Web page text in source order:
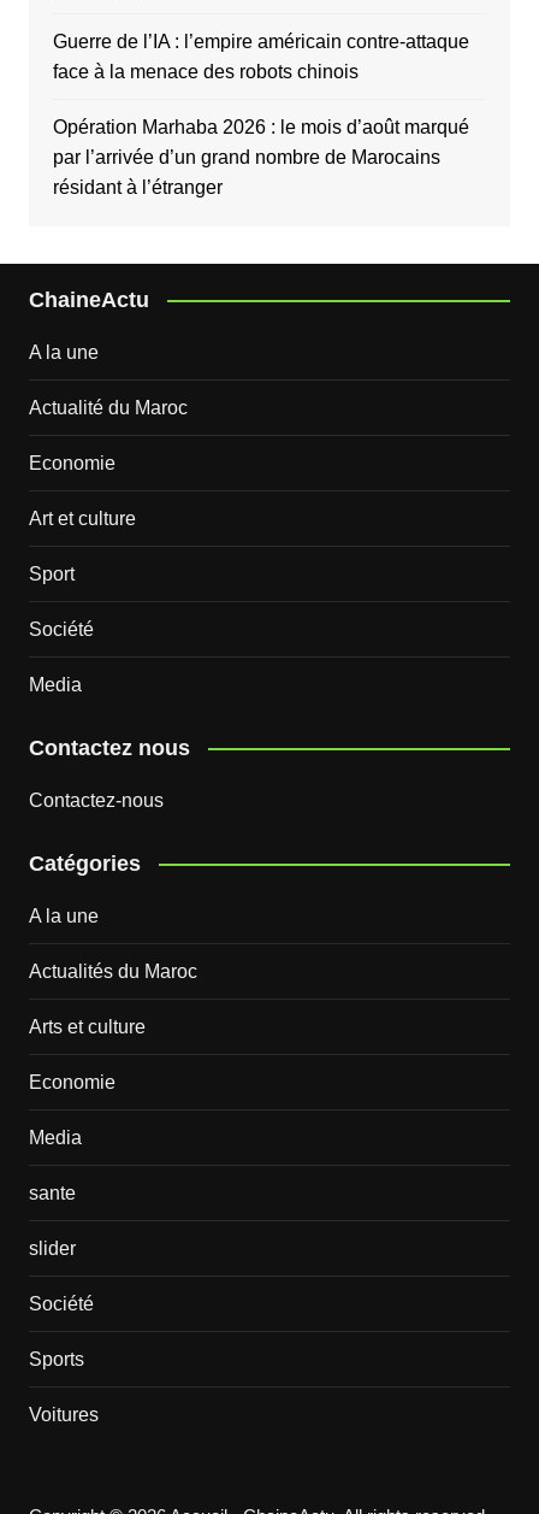
Guerre de l’IA : l’empire américain contre-attaque
face à la menace des robots chinois
Opération Marhaba 2026 : le mois d’août marqué
par l’arrivée d’un grand nombre de Marocains
résidant à l’étranger
ChaineActu
A la une
Actualité du Maroc
Economie
Art et culture
Sport
Société
Media
Contactez nous
Contactez-nous
Catégories
A la une
Actualités du Maroc
Arts et culture
Economie
Media
sante
slider
Société
Sports
Voitures